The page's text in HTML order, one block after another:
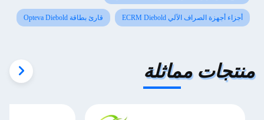
أجزاء أجهزة الصراف الآلي ECRM Diebold قارئ بطاقة Opteva Diebold
منتجات مماثلة